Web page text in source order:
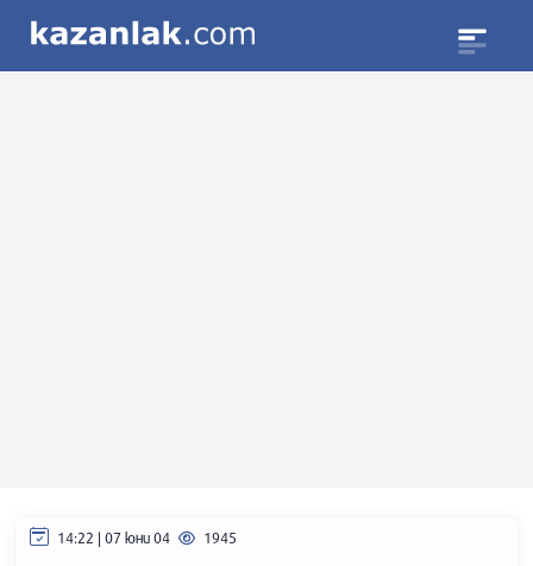
14:22 | 07 юни 04 1945